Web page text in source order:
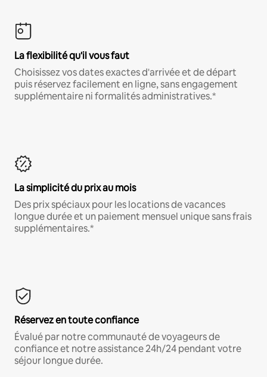
La flexibilité qu'il vous faut
Choisissez vos dates exactes d'arrivée et de départ
puis réservez facilement en ligne, sans engagement
supplémentaire ni formalités administratives.*
La simplicité du prix au mois
Des prix spéciaux pour les locations de vacances
longue durée et un paiement mensuel unique sans frais
supplémentaires.*
Réservez en toute confiance
Évalué par notre communauté de voyageurs de
confiance et notre assistance 24h/24 pendant votre
séjour longue durée.